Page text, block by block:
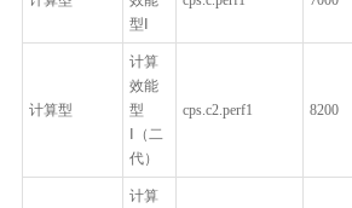
型Ⅰ
计算型
计算
效能
型
Ⅰ（二
代）
cps.c2.perf1 8200
计算